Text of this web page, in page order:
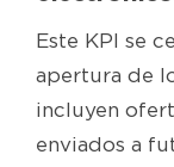
Este KPI se
apertura de
incluyen
enviados a